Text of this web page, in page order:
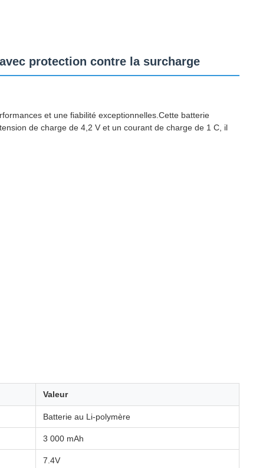
protection contre la surcharge
et une fiabilité exceptionnelles.Cette batterie
de charge de 4,2 V et un courant de charge de 1 C, il
Valeur
Batterie au Li-polymère
3 000 mAh
7.4V